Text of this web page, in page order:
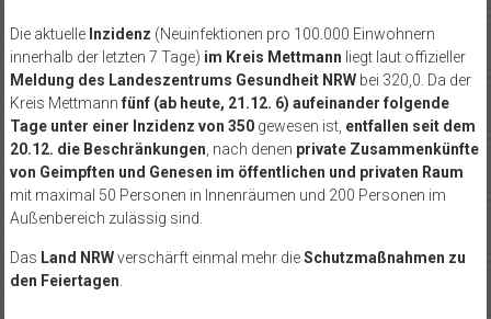
Die aktuelle Inzidenz (Neuinfektionen pro 100.000 Einwohnern
innerhalb der letzten 7 Tage) im Kreis Mettmann liegt laut offizieller
Meldung des Landeszentrums Gesundheit NRWbei 320,0. Da der
Kreis Mettmann fünf (ab heute, 21.12. 6) aufeinander folgende
Tage unter einer Inzidenz von 350gewesen ist, entfallen seit dem
20.12. die Beschränkungen , nach denen private Zusammenkünfte
von Geimpften und Genesen im öffentlichen und privaten Raum
mit maximal 50 Personen in Innenräumen und 200 Personen im
Außenbereich zulässig sind.
Das Land NRWverschärft einmal mehr dieSchutzmaßnahmen zu
den Feiertagen